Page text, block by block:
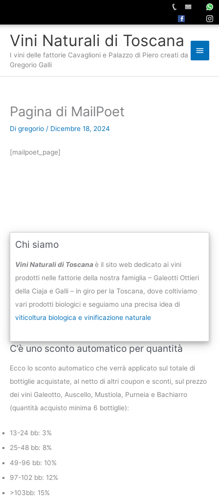
contenuto
Vini Naturali di Toscana
I vini delle fattorie Cavaglioni e Palazzo di Piero creati da
Gregorio Galli
Menu
Pagina di MailPoet
Di gregorio / Dicembre 18, 2024
[mailpoet_page]
Chi siamo
Vini Naturali di Toscanaè il sito web dedicato ai vini
prodotti nelle fattorie della nostra famiglia – Galeotti Ottieri
della Ciaja e Galli – in giro per la Toscana, dove coltiviamo
vari prodotti biologici e seguiamo una precisa idea di
viticoltura biologica e vinificazione naturale
C’è uno sconto automatico per quantità
Ecco lo sconto automatico che verrà applicato sul totale di
bottiglie acquistate, al netto di altri coupon e sconti, sul prezzo
dei vini Galeotto, Auscello, Mustiola, Purneia e Bachiarro
(quantità acquisto minima 6 bottiglie):
13-24 bb: 3%
25-48 bb: 8%
49-96 bb: 10%
97-102 bb: 12%
>103bb: 15%